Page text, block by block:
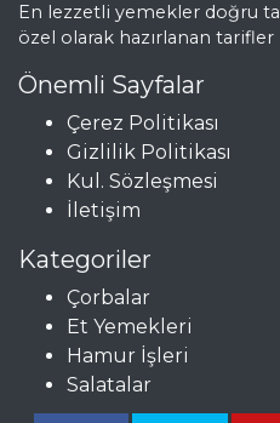
BALIK
YEMEKLERI
Kurutulmuş
Domatesli Karides
Ve Avokado
Karadeniz
Balık Tabağı
(Yeni)
Balık Yemekleri
Tüm Tarifleri
En lezzetli yemekler doğru
özel olarak hazırlanan
Önemli Sayfalar
Çerez Politikası
Gizlilik Politikası
Kul. Sözleşmesi
İletişim
Kategoriler
Çorbalar
Et Yemekleri
Hamur İşleri
Salatalar